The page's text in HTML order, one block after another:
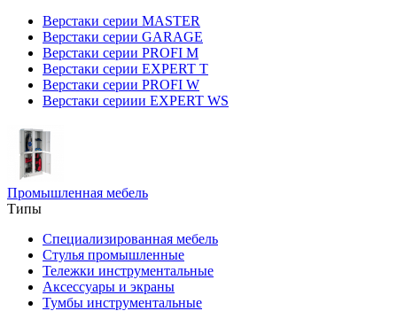
Верстаки серии MASTER
Верстаки серии GARAGE
Верстаки серии PROFI M
Верстаки серии EXPERT T
Верстаки серии PROFI W
Верстаки сериии EXPERT WS
Промышленная мебель
Типы
Специализированная мебель
Стулья промышленные
Тележки инструментальные
Аксессуары и экраны
Тумбы инструментальные